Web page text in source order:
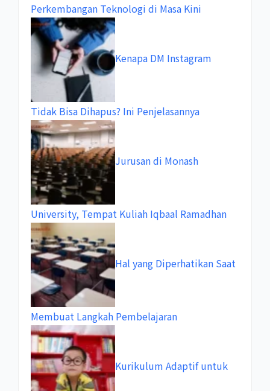
Perkembangan Teknologi di Masa Kini
Kenapa DM Instagram
Tidak Bisa Dihapus? Ini Penjelasannya
Jurusan di Monash
University, Tempat Kuliah Iqbaal Ramadhan
Hal yang Diperhatikan Saat
Membuat Langkah Pembelajaran
Kurikulum Adaptif untuk